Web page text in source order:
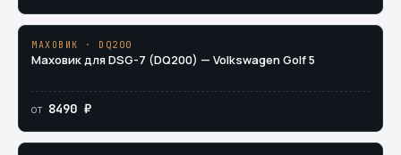
МАХОВИК · DQ200
Маховик для DSG-7 (DQ200) — Volkswagen Golf 5
от 8490 ₽